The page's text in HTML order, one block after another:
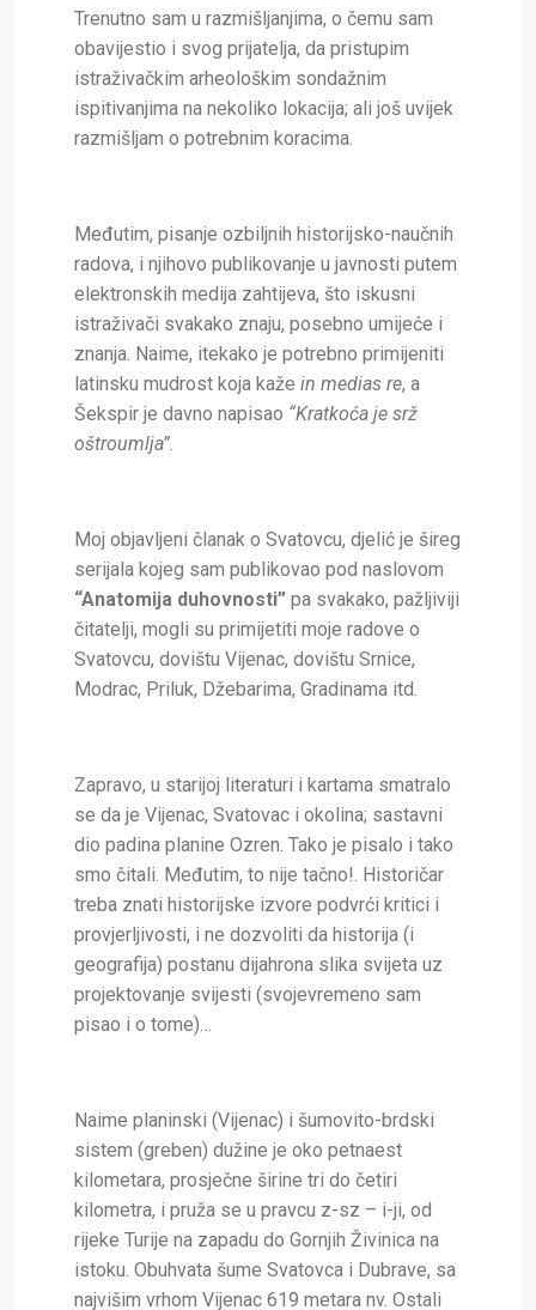
Trenutno sam u razmišljanjima, o čemu sam
obavijestio i svog prijatelja, da pristupim
istraživačkim arheološkim sondažnim
ispitivanjima na nekoliko lokacija; ali još uvijek
razmišljam o potrebnim koracima.
Međutim, pisanje ozbiljnih historijsko-naučnih
radova, i njihovo publikovanje u javnosti putem
elektronskih medija zahtijeva, što iskusni
istraživači svakako znaju, posebno umijeće i
znanja. Naime, itekako je potrebno primijeniti
latinsku mudrost koja kaže in medias re, a
Šekspir je davno napisao “Kratkoća je srž
oštroumlja”.
Moj objavljeni članak o Svatovcu, djelić je šireg
serijala kojeg sam publikovao pod naslovom
“Anatomija duhovnosti” pa svakako, pažljiviji
čitatelji, mogli su primijetiti moje radove o
Svatovcu, dovištu Vijenac, dovištu Srnice,
Modrac, Priluk, Džebarima, Gradinama itd.
Zapravo, u starijoj literaturi i kartama smatralo
se da je Vijenac, Svatovac i okolina; sastavni
dio padina planine Ozren. Tako je pisalo i tako
smo čitali. Međutim, to nije tačno!. Historičar
treba znati historijske izvore podvrći kritici i
provjerljivosti, i ne dozvoliti da historija (i
geografija) postanu dijahrona slika svijeta uz
projektovanje svijesti (svojevremeno sam
pisao i o tome)…
Naime planinski (Vijenac) i šumovito-brdski
sistem (greben) dužine je oko petnaest
kilometara, prosječne širine tri do četiri
kilometra, i pruža se u pravcu z-sz – i-ji, od
rijeke Turije na zapadu do Gornjih Živinica na
istoku. Obuhvata šume Svatovca i Dubrave, sa
najvišim vrhom Vijenac 619 metara nv. Ostali